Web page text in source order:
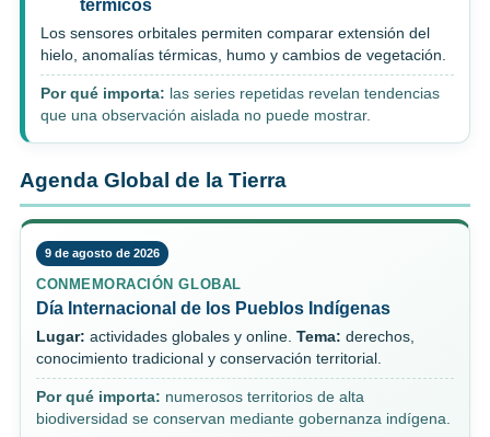
térmicos
Los sensores orbitales permiten comparar extensión del
hielo, anomalías térmicas, humo y cambios de vegetación.
Por qué importa: las series repetidas revelan tendencias
que una observación aislada no puede mostrar.
Agenda Global de la Tierra
9 de agosto de 2026
CONMEMORACIÓN GLOBAL
Día Internacional de los Pueblos Indígenas
Lugar: actividades globales y online. Tema: derechos,
conocimiento tradicional y conservación territorial.
Por qué importa: numerosos territorios de alta
biodiversidad se conservan mediante gobernanza indígena.